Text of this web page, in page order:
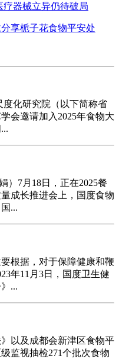
器械立异仍待破局
享栀子花食物平安处
化研究院（以下简称省
会邀请加入2025年食物大
）7月18日，正在2025餐
成长推进会上，国度食物
...
根据，对于保障健康和鞭
年11月3日，国度卫生健
...
以及成都会新津区食物平
监视抽检271个批次食物